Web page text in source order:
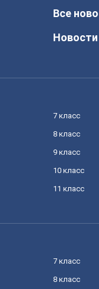
Все
Новости
7 класс
8 класс
9 класс
10 класс
11 класс
7 класс
8 класс